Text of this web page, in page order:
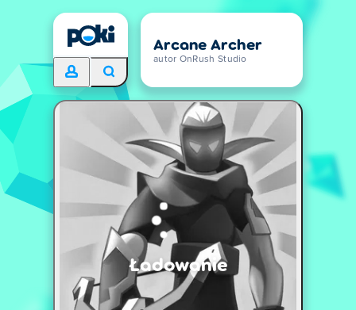
Arcane Archer
autor OnRush Studio
Ładowanie